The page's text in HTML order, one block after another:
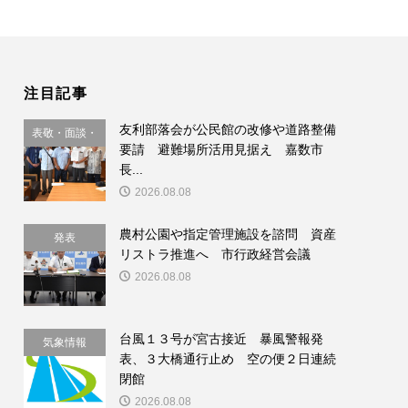
注目記事
表敬・面談・
要請
友利部落会が公民館の改修や道路整備
要請 避難場所活用見据え 嘉数市
長...
2026.08.08
発表
農村公園や指定管理施設を諮問 資産
リストラ推進へ 市行政経営会議
2026.08.08
気象情報
台風１３号が宮古接近 暴風警報発
表、３大橋通行止め 空の便２日連続
閉館
2026.08.08